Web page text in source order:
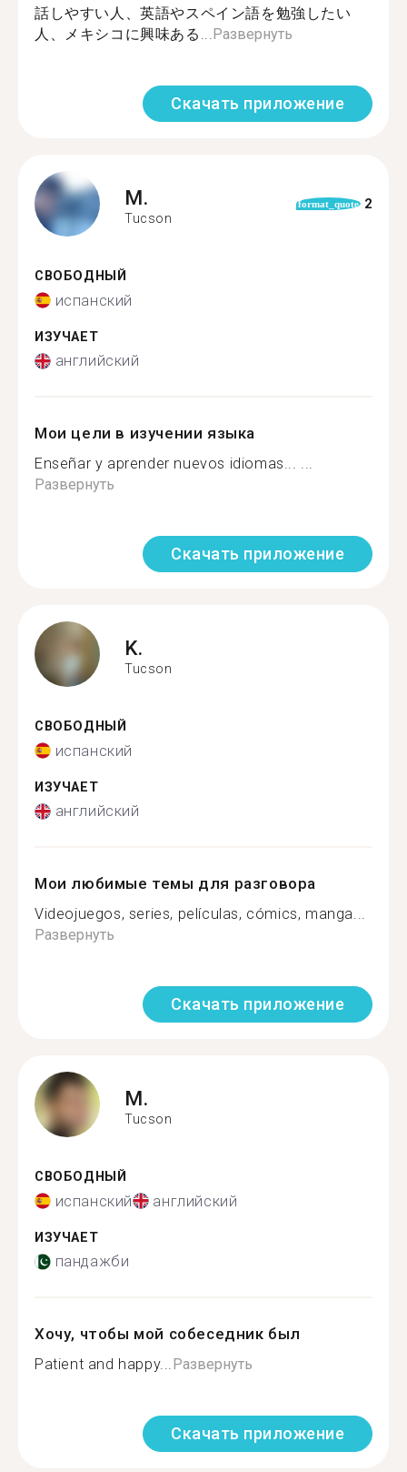
話しやすい人、英語やスペイン語を勉強したい
人、メキシコに興味ある...Развернуть
Скачать приложение
M.
Tucson
format_quote 2
СВОБОДНЫЙ
испанский
ИЗУЧАЕТ
английский
Мои цели в изучении языка
Enseñar y aprender nuevos idiomas... ...
Развернуть
Скачать приложение
K.
Tucson
СВОБОДНЫЙ
испанский
ИЗУЧАЕТ
английский
Мои любимые темы для разговора
Videojuegos, series, películas, cómics, manga...
Развернуть
Скачать приложение
M.
Tucson
СВОБОДНЫЙ
испанский английский
ИЗУЧАЕТ
пандажби
Хочу, чтобы мой собеседник был
Patient and happy...Развернуть
Скачать приложение